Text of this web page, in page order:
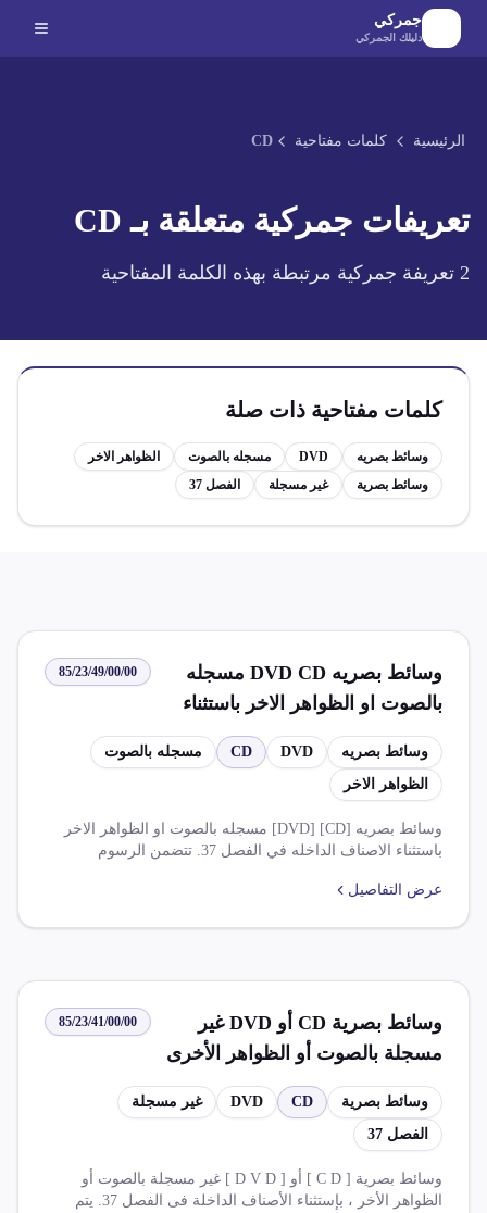
الانتقال إلى المحتوى الرئيسي
جمركي
دليلك الجمركي
الرئيسية كلمات مفتاحية CD
تعريفات جمركية متعلقة بـ CD
2 تعريفة جمركية مرتبطة بهذه الكلمة المفتاحية
كلمات مفتاحية ذات صلة
وسائط بصريه DVD مسجله بالصوت
الظواهر الاخر
وسائط بصرية
غير مسجلة الفصل 37
وسائط بصريه DVD CD مسجله
بالصوت او الظواهر الاخر باستثناء
الاصناف الداخله في الفصل 37
85/23/49/00/00
وسائط بصريه DVD
CD
مسجله بالصوت
الظواهر الاخر
وسائط بصريه [DVD] [CD] مسجله بالصوت او الظواهر الاخر
باستثناء الاصناف الداخله في الفصل 37. تتضمن الرسوم
قيمه مضافه. يوجد العديد من المعاملات مثل اتفاقية التجارة
عرض التفاصيل
وسائط بصرية CD أو DVD غير
مسجلة بالصوت أو الظواهر الأخرى
باستثناء الأصناف الداخلة في الفصل
37
85/23/41/00/00
وسائط بصرية CD
DVD
غير مسجلة
الفصل 37
وسائط بصرية [ C D ] أو [ D V D ] غير مسجلة بالصوت أو
الظواهر الأخر ، بإستثناء الأصناف الداخلة فى الفصل 37. يتم